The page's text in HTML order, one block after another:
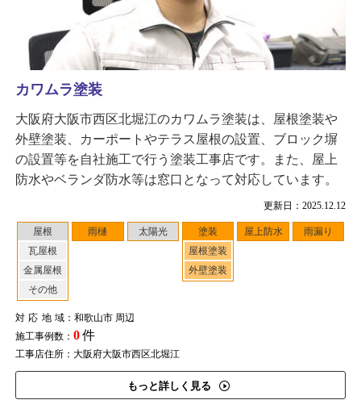
更新日：2025.12.12
屋根
瓦屋根
金属屋根
その他
雨樋 太陽光
塗装
屋根塗装
外壁塗装
屋上防水 雨漏り
対応地域：和歌山市 周辺
施工事例数： 0件
工事店住所：大阪府大阪市西区北堀江
もっと詳しく見る
カワムラ塗装
大阪府大阪市西区北堀江のカワムラ塗装は、屋根塗装や
外壁塗装、カーポートやテラス屋根の設置、ブロック塀
の設置等を自社施工で行う塗装工事店です。また、屋上
防水やベランダ防水等は窓口となって対応しています。